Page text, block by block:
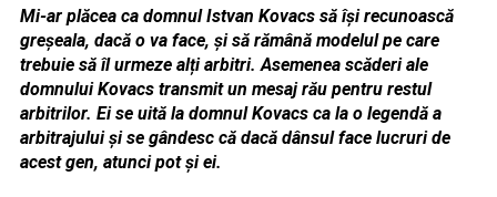
Mi-ar plăcea ca domnul Istvan Kovacs să își recunoască
greșeala, dacă o va face, și să rămână modelul pe care
trebuie să îl urmeze alți arbitri. Asemenea scăderi ale
domnului Kovacs transmit un mesaj rău pentru restul
arbitrilor. Ei se uită la domnul Kovacs ca la o legendă a
arbitrajului și se gândesc că dacă dânsul face lucruri de
acest gen, atunci pot și ei.